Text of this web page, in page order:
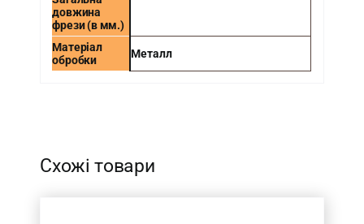
довжина
фрези (в мм.)
Матеріал
обробки
Металл
Схожі товари